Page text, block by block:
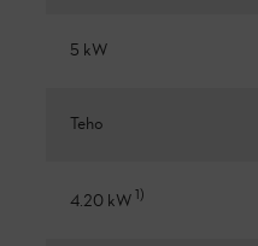
5 kW
Teho
4.20 kW1)